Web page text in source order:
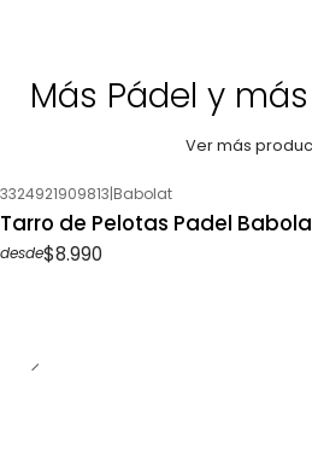
Más Pádel y
Ver más
3324921909813|Babolat
Tarro de Pelotas Padel
desde$8.990